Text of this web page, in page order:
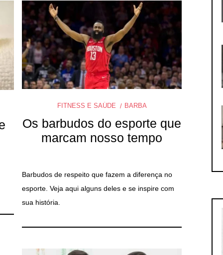
FITNESS E SAÚDE BARBA
Os barbudos do esporte que
marcam nosso tempo
Barbudos de respeito que fazem a diferença no
esporte. Veja aqui alguns deles e se inspire com
sua história.